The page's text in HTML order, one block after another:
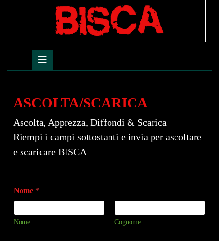
ASCOLTA/SCARICA
Ascolta, Apprezza, Diffondi & Scarica
Riempi i campi sottostanti e invia per ascoltare
e scaricare BISCA
o
m
N
Nome *
Nome Cognome